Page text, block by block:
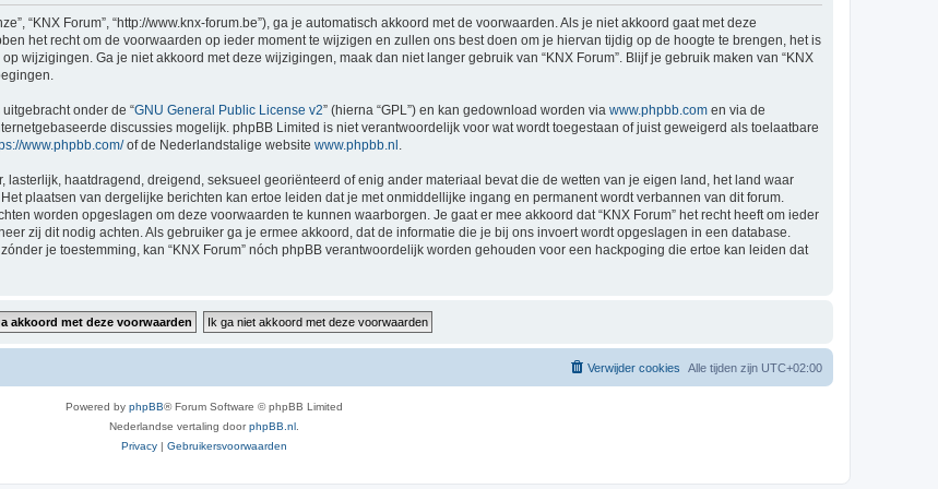
“KNX Forum”, “http://www.knx-forum.be”), ga je automatisch akkoord met de voorwaarden. Als je niet akkoord gaat met deze
het recht om de voorwaarden op ieder moment te wijzigen en zullen ons best doen om je hiervan tijdig op de hoogte te brengen, het is
wijzigingen. Ga je niet akkoord met deze wijzigingen, maak dan niet langer gebruik van “KNX Forum”. Blijf je gebruik maken van “KNX
onder de “GNU General Public License v2” (hierna “GPL”) en kan gedownload worden via www.phpbb.com en via de
discussies mogelijk. phpBB Limited is niet verantwoordelijk voor wat wordt toegestaan of juist geweigerd als toelaatbare
www.phpbb.com/of de Nederlandstalige website www.phpbb.nl
haatdragend, dreigend, seksueel georiënteerd of enig ander materiaal bevat die de wetten van je eigen land, het land waar
plaatsen van dergelijke berichten kan ertoe leiden dat je met onmiddellijke ingang en permanent wordt verbannen van dit forum.
worden opgeslagen om deze voorwaarden te kunnen waarborgen. Je gaat er mee akkoord dat “KNX Forum” het recht heeft om ieder
zij dit nodig achten. Als gebruiker ga je ermee akkoord, dat de informatie die je bij ons invoert wordt opgeslagen in een database.
je toestemming, kan “KNX Forum” nóch phpBB verantwoordelijk worden gehouden voor een hackpoging die ertoe kan leiden dat
Alle tijden zijn UTC+02:00
Verwijder cookies
Powered by phpBB® Forum Software © phpBB Limited
Nederlandse vertaling doorphpBB.nl
Privacy | Gebruikersvoorwaarden